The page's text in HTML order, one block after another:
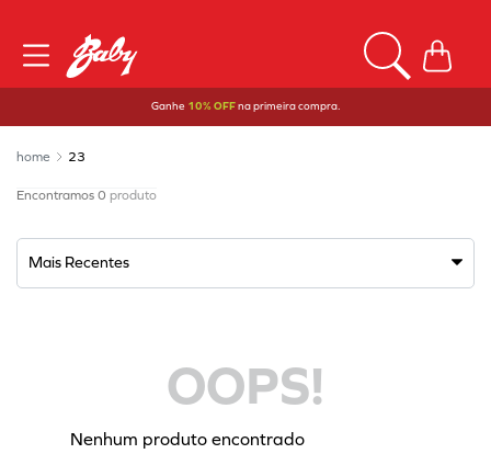
Ganhe 10% OFFna primeira compra.
23
0 produto
Mais Recentes
OOPS!
Nenhum produto encontrado